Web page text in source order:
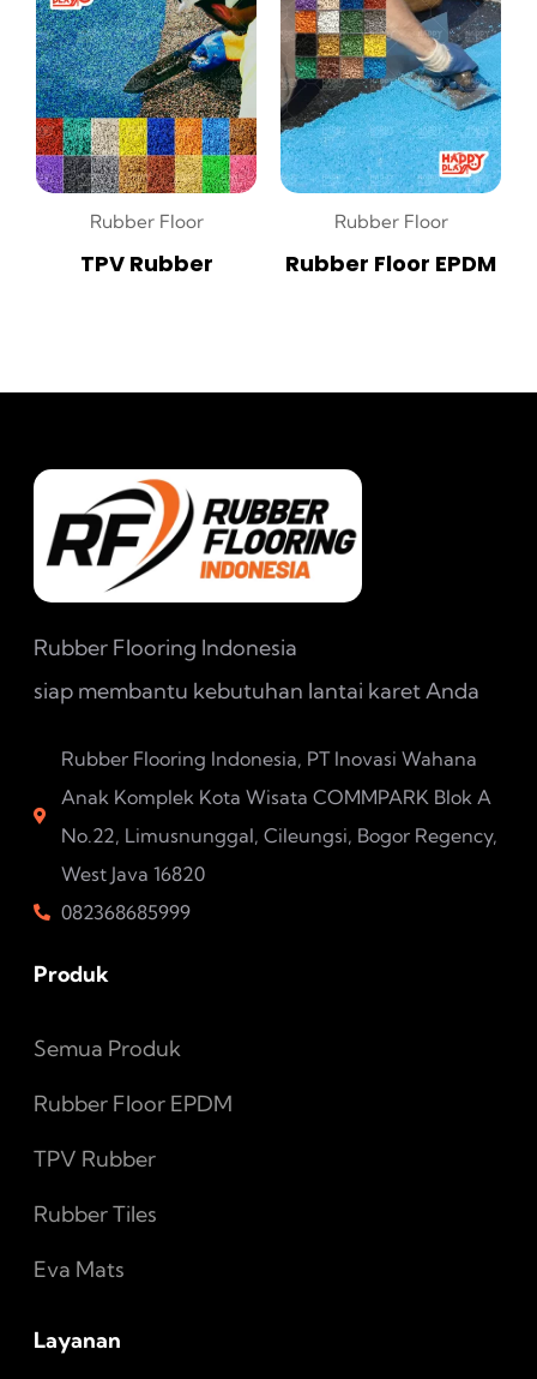
Rubber Floor
TPV Rubber
Rubber Floor
Rubber Floor EPDM
Rubber Flooring Indonesia
siap membantu kebutuhan lantai karet Anda
Rubber Flooring Indonesia, PT Inovasi Wahana
Anak Komplek Kota Wisata COMMPARK Blok A
No.22, Limusnunggal, Cileungsi, Bogor Regency,
West Java 16820
082368685999
Produk
Semua Produk
Rubber Floor EPDM
TPV Rubber
Rubber Tiles
Eva Mats
Layanan